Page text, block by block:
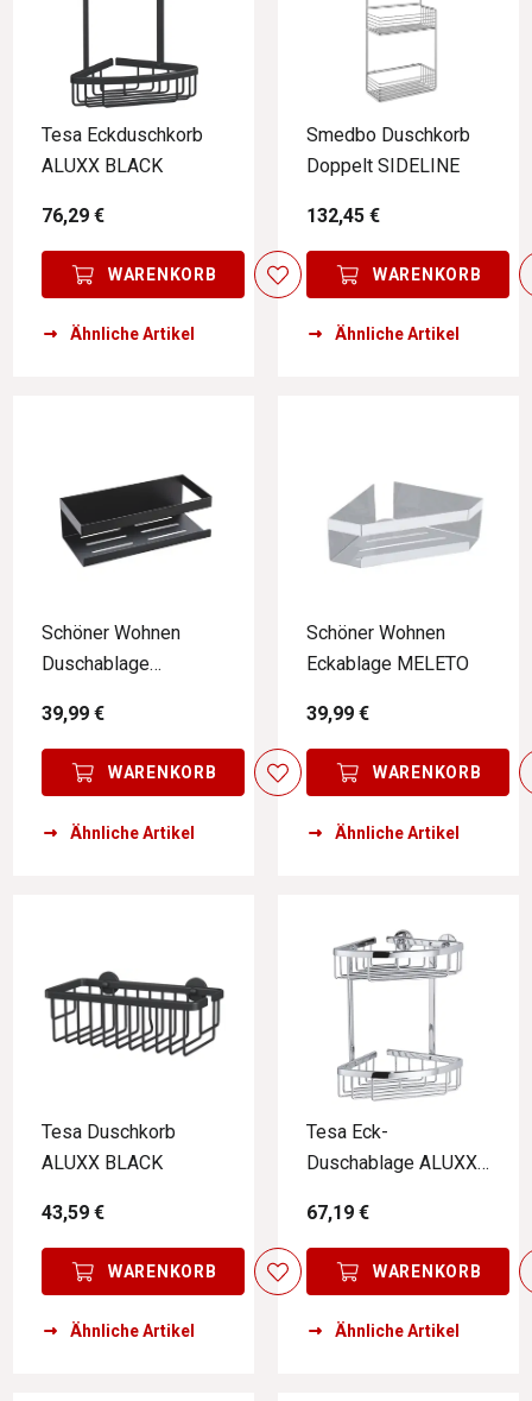
Tesa Eckduschkorb
ALUXX BLACK
76,29 €
WARENKORB
Ähnliche Artikel
Smedbo Duschkorb
Doppelt SIDELINE
132,45 €
WARENKORB
Ähnliche Artikel
Schöner Wohnen
Duschablage
39,99 €
WARENKORB
Ähnliche Artikel
Schöner Wohnen
Eckablage MELETO
39,99 €
WARENKORB
Ähnliche Artikel
Tesa Duschkorb
ALUXX BLACK
43,59 €
WARENKORB
Ähnliche Artikel
Tesa Eck-
Duschablage ALUXX
67,19 €
WARENKORB
Ähnliche Artikel